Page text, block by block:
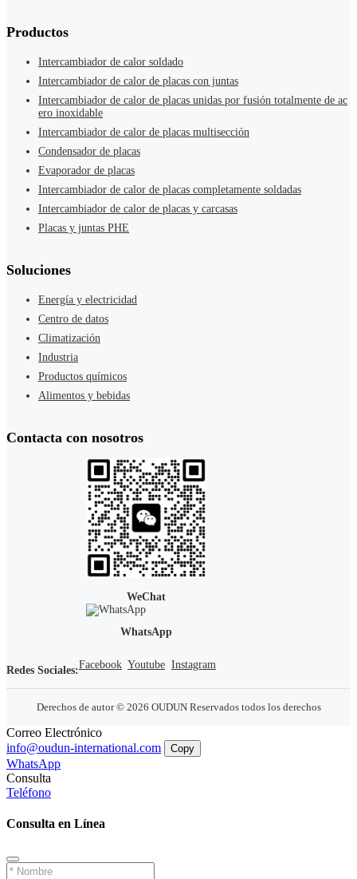
Productos
Intercambiador de calor soldado
Intercambiador de calor de placas con juntas
Intercambiador de calor de placas unidas por fusión totalmente de ac
ero inoxidable
Intercambiador de calor de placas multisección
Condensador de placas
Evaporador de placas
Intercambiador de calor de placas completamente soldadas
Intercambiador de calor de placas y carcasas
Placas y juntas PHE
Soluciones
Energía y electricidad
Centro de datos
Climatización
Industria
Productos químicos
Alimentos y bebidas
Contacta con nosotros
WeChat
WhatsApp
Redes Sociales:Facebook Youtube Instagram
Derechos de autor © 2026 OUDUN Reservados todos los derechos
Correo Electrónico
info@oudun-international.com
Copy
WhatsApp
Consulta
Teléfono
Consulta en Línea